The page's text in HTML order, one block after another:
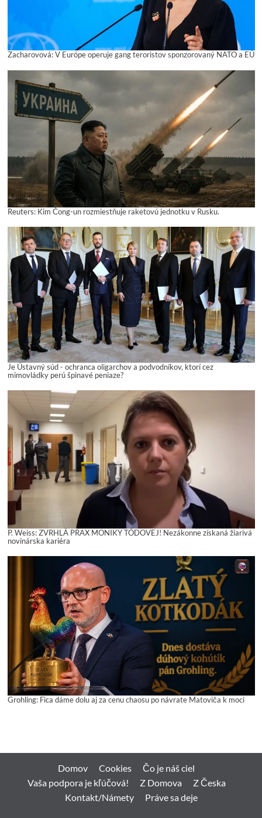
Zacharovová: V Európe operuje gang teroristov sponzorovaný NATO a EÚ
Reuters: Kim Čong-un rozmiestňuje raketovú jednotku v Rusku.
Je Ústavný súd - ochranca oligarchov a podvodníkov, ktorí cez
mimovládky perú špinavé peniaze?
P. Weiss: ZVRHLÁ PRAX MONIKY TÓDOVEJ! Nezákonne získaná žiarivá
novinárska kariéra
Grohling: Fica dáme dolu aj za cenu chaosu po návrate Matoviča k moci
Domov Cookies
Čo je náš ciel
Vaša podpora je kľúčová!
Z Domova
Z Česka
Kontakt/Námety
Práve sa deje